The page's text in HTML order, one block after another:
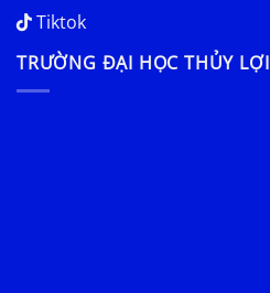
Tiktok
TRƯỜNG ĐẠI HỌC THỦY LỢI